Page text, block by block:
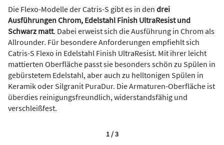
Die Flexo-Modelle der Catris-S gibt es in den drei
Ausführungen Chrom, Edelstahl Finish UltraResist und
Schwarz matt. Dabei erweist sich die Ausführung in Chrom als
Allrounder. Für besondere Anforderungen empfiehlt sich
Catris-S Flexo in Edelstahl Finish UltraResist. Mit ihrer leicht
mattierten Oberfläche passt sie besonders schön zu Spülen in
gebürstetem Edelstahl, aber auch zu helltonigen Spülen in
Keramik oder Silgranit PuraDur. Die Armaturen-Oberfläche ist
überdies reinigungsfreundlich, widerstandsfähig und
verschleißfest.
1 / 3